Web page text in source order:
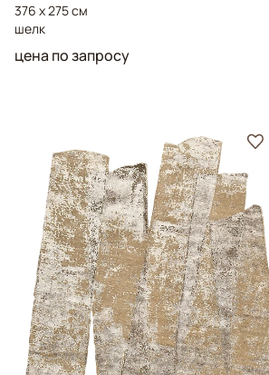
376 x 275 см
шелк
цена по запросу